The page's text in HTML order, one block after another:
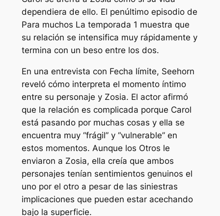
dependiera de ello. El penúltimo episodio de
Para muchos La temporada 1 muestra que
su relación se intensifica muy rápidamente y
termina con un beso entre los dos.
En una entrevista con Fecha límite, Seehorn
reveló cómo interpreta el momento íntimo
entre su personaje y Zosia. El actor afirmó
que la relación es complicada porque Carol
está pasando por muchas cosas y ella se
encuentra muy “frágil” y “vulnerable” en
estos momentos. Aunque los Otros le
enviaron a Zosia, ella creía que ambos
personajes tenían sentimientos genuinos el
uno por el otro a pesar de las siniestras
implicaciones que pueden estar acechando
bajo la superficie.